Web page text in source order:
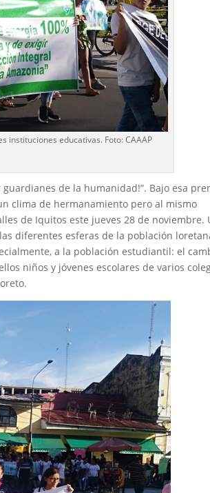
instituciones educativas. Foto: CAAAP
de la humanidad!”. Bajo esa
clima de hermanamiento pero al mismo
de Iquitos este jueves 28 de noviembre.
diferentes esferas de la población
a la población estudiantil: el
niños y jóvenes escolares de varios